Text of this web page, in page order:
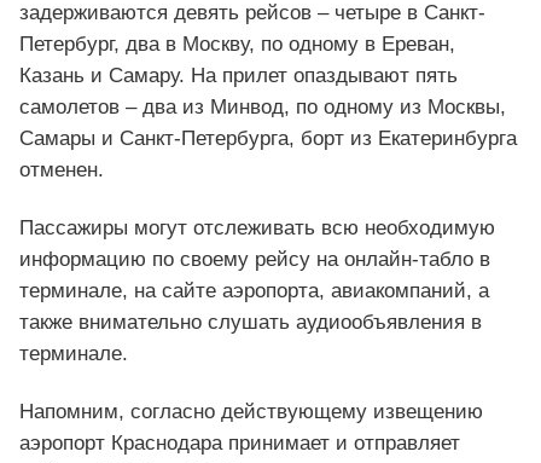
задерживаются девять рейсов – четыре в Санкт-
Петербург, два в Москву, по одному в Ереван,
Казань и Самару. На прилет опаздывают пять
самолетов – два из Минвод, по одному из Москвы,
Самары и Санкт-Петербурга, борт из Екатеринбурга
отменен.
Пассажиры могут отслеживать всю необходимую
информацию по своему рейсу на онлайн-табло в
терминале, на сайте аэропорта, авиакомпаний, а
также внимательно слушать аудиообъявления в
терминале.
Напомним, согласно действующему извещению
аэропорт Краснодара принимает и отправляет